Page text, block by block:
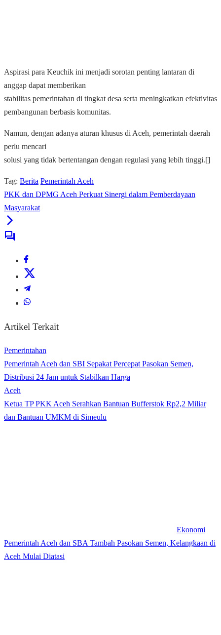
Aspirasi para Keuchik ini menjadi sorotan penting lantaran di
anggap dapat memberikan
stabilitas pemerintahan di tingkat desa serta meningkatkan efektivitas
pembangunan berbasis komunitas.
Namun, dengan adanya aturan khusus di Aceh, pemerintah daerah
perlu mencari
solusi yang tidak bertentangan dengan regulasi yang lebih tinggi.[]
Tag: Berita Pemerintah Aceh
PKK dan DPMG Aceh Perkuat Sinergi dalam Pemberdayaan
Masyarakat
Artikel Terkait
Pemerintahan
Pemerintah Aceh dan SBI Sepakat Percepat Pasokan Semen,
Distribusi 24 Jam untuk Stabilkan Harga
Aceh
Ketua TP PKK Aceh Serahkan Bantuan Bufferstok Rp2,2 Miliar
dan Bantuan UMKM di Simeulu
Ekonomi
Pemerintah Aceh dan SBA Tambah Pasokan Semen, Kelangkaan di
Aceh Mulai Diatasi